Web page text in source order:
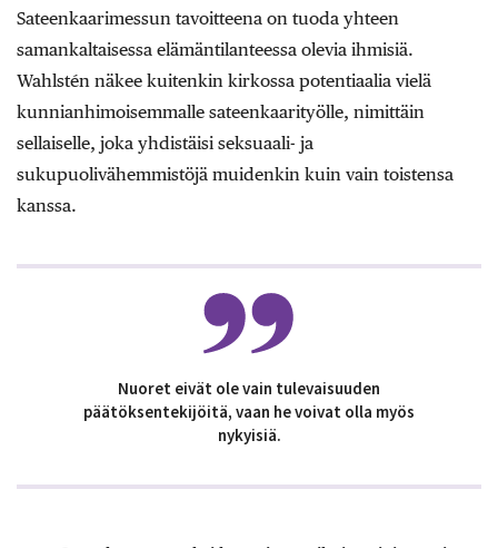
Sateenkaarimessun tavoitteena on tuoda yhteen
samankaltaisessa elämäntilanteessa olevia ihmisiä.
Wahlstén näkee kuitenkin kirkossa potentiaalia vielä
kunnianhimoisemmalle sateenkaarityölle, nimittäin
sellaiselle, joka yhdistäisi seksuaali- ja
sukupuolivähemmistöjä muidenkin kuin vain toistensa
kanssa.
Nuoret eivät ole vain tulevaisuuden
päätöksentekijöitä, vaan he voivat olla myös
nykyisiä.